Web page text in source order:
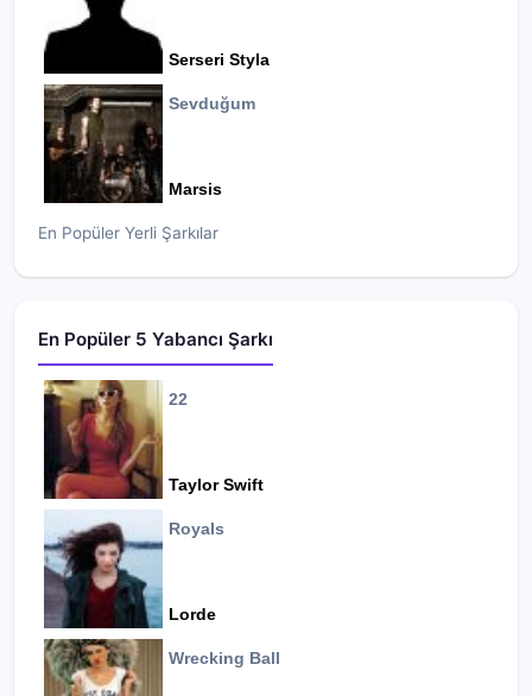
Serseri Styla
Sevduğum
Marsis
En Popüler Yerli Şarkılar
En Popüler 5 Yabancı Şarkı
22
Taylor Swift
Royals
Lorde
Wrecking Ball